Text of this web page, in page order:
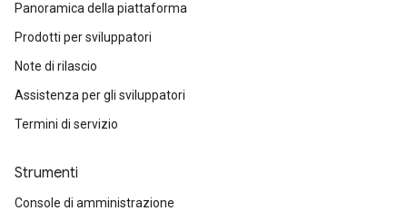
Panoramica della piattaforma
Prodotti per sviluppatori
Note di rilascio
Assistenza per gli sviluppatori
Termini di servizio
Strumenti
Console di amministrazione